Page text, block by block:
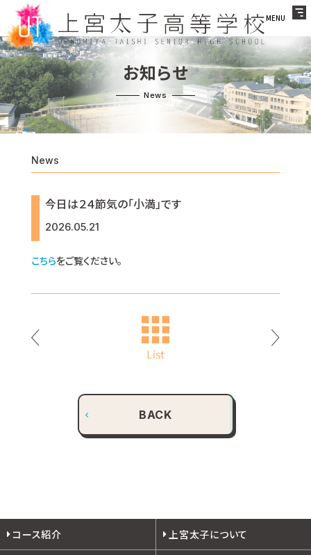
MENU
お知らせ
News
今日は２４節気の「小満」です
2026.05.21
こちらをご覧ください。
BACK
コース紹介 上宮太子について